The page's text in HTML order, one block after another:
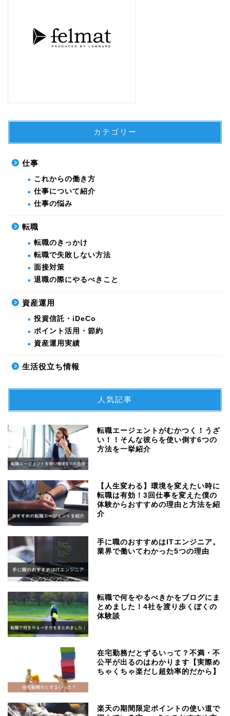
カテゴリー
仕事
これからの働き方
仕事について紹介
仕事の悩み
転職
転職のきっかけ
転職で失敗しない方法
面接対策
退職の際にやるべきこと
資産運用
投資信託・iDeCo
ポイント活用・節約
資産運用実績
生活役立ち情報
人気記事
転職エージェントがむかつく！うざ
い！！そんな彼らを使い倒す6つの
方法を一挙紹介
【人生変わる】環境を変えたい時に
転職は有効！3回仕事を変えた僕の
体験からおすすめの理由と方法を紹
介
手に職のおすすめはITエンジニア。
業界で働いてわかった5つの理由
転職で何をやるべきかをブログにま
とめました！4社を渡り歩くぼくの
体験談
在宅勤務だとずるいって？不満・不
公平が出るのはわかります【実際め
ちゃくちゃ楽だし超効率的だから】
楽天の期間限定ポイントの使い道で